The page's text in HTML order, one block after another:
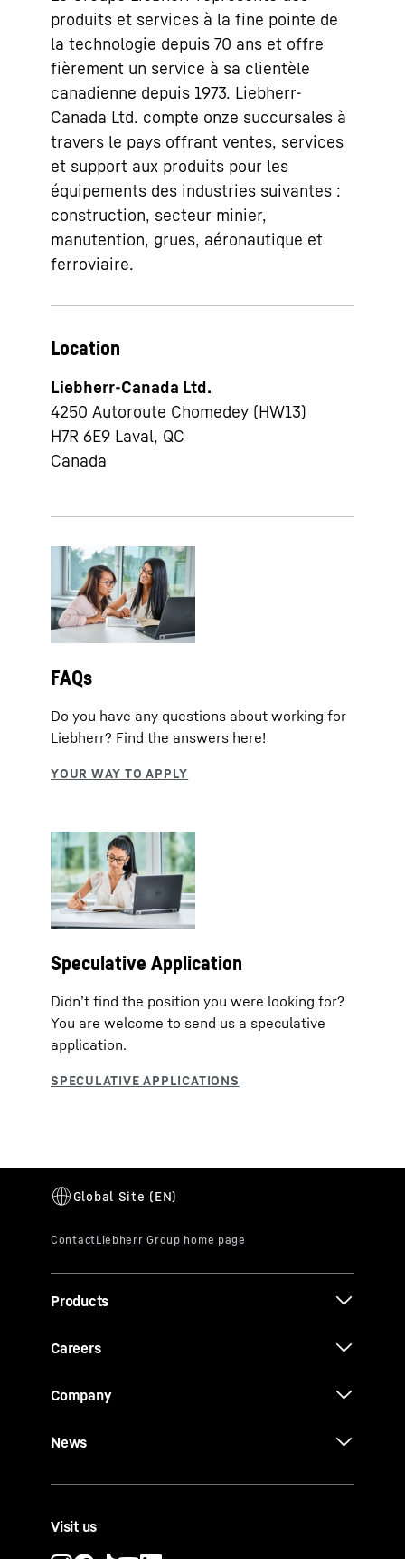
produits et services à la fine pointe de
la technologie depuis 70 ans et offre
fièrement un service à sa clientèle
canadienne depuis 1973. Liebherr-
Canada Ltd. compte onze succursales à
travers le pays offrant ventes, services
et support aux produits pour les
équipements des industries suivantes :
construction, secteur minier,
manutention, grues, aéronautique et
ferroviaire.
Location
Liebherr-Canada Ltd.
4250 Autoroute Chomedey (HW13)
H7R 6E9 Laval, QC
Canada
FAQs
Do you have any questions about working for
Liebherr? Find the answers here!
Speculative Application
Didn’t find the position you were looking for?
You are welcome to send us a speculative
application.
Products
Careers
Company
News
Visit us